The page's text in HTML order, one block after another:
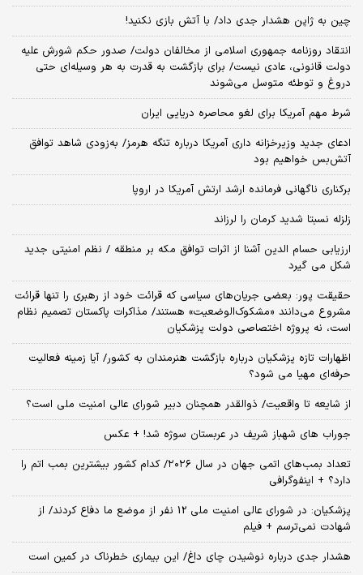
چین به ژاپن هشدار جدی داد/ با آتش بازی نکنید!
انتقاد روزنامه جمهوری اسلامی از مخالفان دولت/ صدور حکم شورش علیه
دولت قانونی، عادی نیست/ برای بازگشت به قدرت به هر وسیله‌ای حتی
دروغ و توطئه متوسل می‌شوند
شرط مهم آمریکا برای لغو محاصره دریایی ایران
ادعای جدید وزیرخزانه داری آمریکا درباره تنگه هرمز/ به‌زودی شاهد توافق
آتش‌بس خواهیم بود
برکناری ناگهانی فرمانده ارشد ارتش آمریکا در اروپا
زلزله نسبتا شدید کرمان را لرزاند
ارزیابی حسام الدین آشنا از اثرات توافق مکه بر منطقه / نظم امنیتی جدید
شکل می گیرد
حقیقت پور: بعضی جریان‌های سیاسی که قرائت خود از رهبری را تنها قرائت
مشروع می‌دانند «مشکوک‌الوضعیت» هستند/ مذاکرات پاکستان تصمیم نظام
است، نه پروژه اختصاصی دولت پزشکیان
اظهارات تازه پزشکیان درباره بازگشت هنرمندان به کشور/ آیا زمینه فعالیت
حرفه‌ای مهیا می شود؟
از شایعه تا واقعیت/ ذوالقدر همچنان دبیر شورای ‌عالی امنیت ملی است؟
جوراب های شهباز شریف در عربستان سوژه شد! + عکس
تعداد بمب‌های اتمی جهان در سال ۲۰۲۶/ کدام کشور بیشترین بمب اتم را
دارد؟ + اینفوگرافی
پزشکیان: در شورای عالی امنیت ملی 12 نفر از موضع ما دفاع کردند/ از
شهادت نمی‌ترسم + فیلم
هشدار جدی درباره نوشیدن چای داغ/ این بیماری خطرناک در کمین است